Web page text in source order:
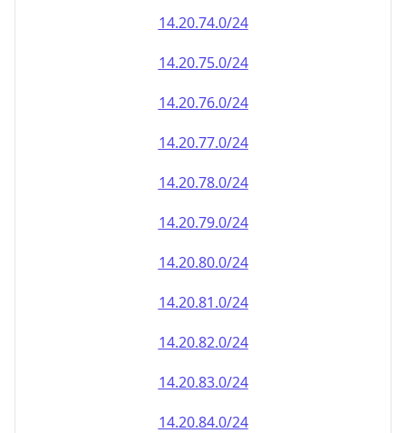
14.20.74.0/24
14.20.75.0/24
14.20.76.0/24
14.20.77.0/24
14.20.78.0/24
14.20.79.0/24
14.20.80.0/24
14.20.81.0/24
14.20.82.0/24
14.20.83.0/24
14.20.84.0/24